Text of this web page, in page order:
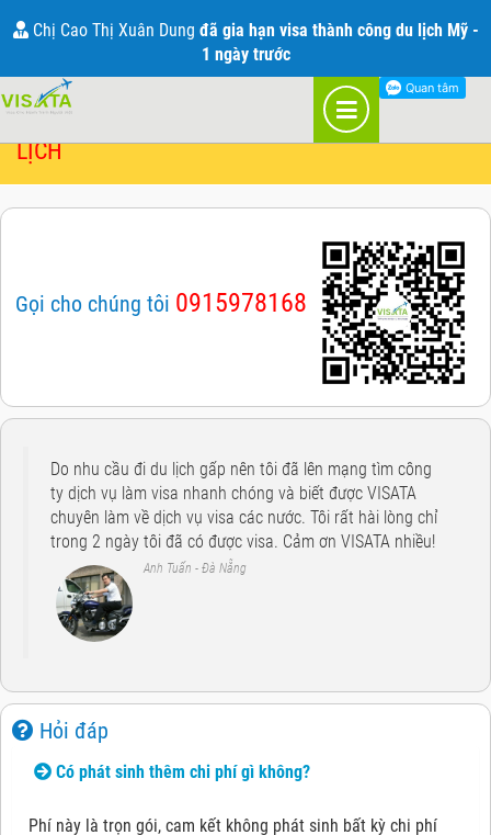
BẢNG GIÁ DỊCH VỤ VISA MỚI NHẤT 2021
BÁO GIÁ DỊCH VỤ VISA VÀ BẢO HIỂM DU
LỊCH
Gọi cho chúng tôi 0915978168
Do nhu cầu đi du lịch gấp nên tôi đã lên mạng tìm công
ty dịch vụ làm visa nhanh chóng và biết được VISATA
chuyên làm về dịch vụ visa các nước. Tôi rất hài lòng chỉ
trong 2 ngày tôi đã có được visa. Cảm ơn VISATA nhiều!
Anh Tuấn - Đà Nẵng
Hỏi đáp
Có phát sinh thêm chi phí gì không?
Phí này là trọn gói, cam kết không phát sinh bất kỳ chi phí
Chị Cao Thị Xuân Dung đã gia hạn visa thành công du lịch Mỹ -
1 ngày trước